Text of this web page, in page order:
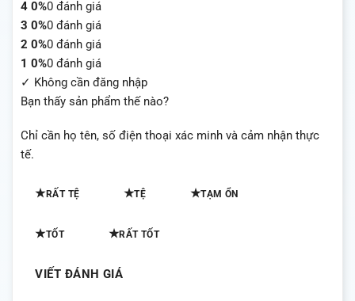
4 0%0 đánh giá
3 0%0 đánh giá
2 0%0 đánh giá
1 0%0 đánh giá
✓ Không cần đăng nhập
Bạn thấy sản phẩm thế nào?
Chỉ cần họ tên, số điện thoại xác minh và cảm nhận thực
tế.
★RẤT TỆ ★TỆ ★TẠM ỔN
★TỐT ★RẤT TỐT
VIẾT ĐÁNH GIÁ